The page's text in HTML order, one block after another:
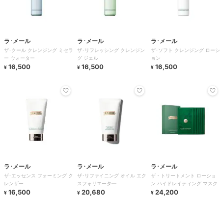
ラ･メール
ザ･クール クレンジング ミセラ
ー ウォーター
¥ 16,500
ラ･メール
ザ･リフレッシング クレンジン
グ ジェル
¥ 16,500
ラ･メール
ザ･ソフト クレンジング ローシ
ョン
¥ 16,500
ラ･メール
ザ･エッセンス フォーミング ク
レンザー
¥ 16,500
ラ･メール
ザ･リファイニング オイル エク
スフォリエータ―
¥ 20,680
ラ･メール
ザ・トリートメント ローショ
ン ハイドレイティング マスク
¥ 24,200